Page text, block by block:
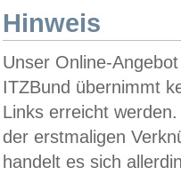
Hinweis
Unser Online-
ITZBund übernimmt
Links erreicht
der erstmaligen
handelt es sich